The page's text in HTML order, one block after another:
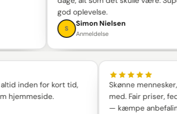
god oplevelse.
S
Simon Nielsen
Anmeldelse
for kort tid,
Skønne mennesker,
med. Fair priser, fed
— kæmpe anbefaling